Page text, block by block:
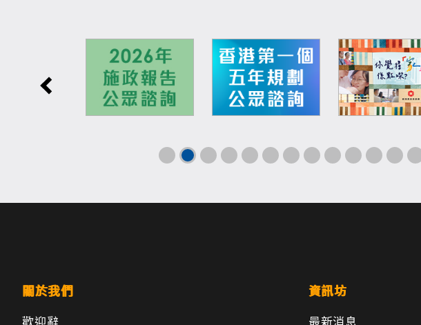
關於我們 資訊坊